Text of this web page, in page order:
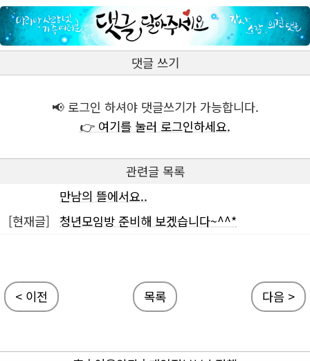
댓글 쓰기
📢 로그인 하셔야 댓글쓰기가 가능합니다.
👉 여기를 눌러 로그인하세요.
관련글 목록
만남의 뜰에서요..
[현재글]
청년모임방 준비해 보겠습니다~^^*
< 이전 목록 다음 >